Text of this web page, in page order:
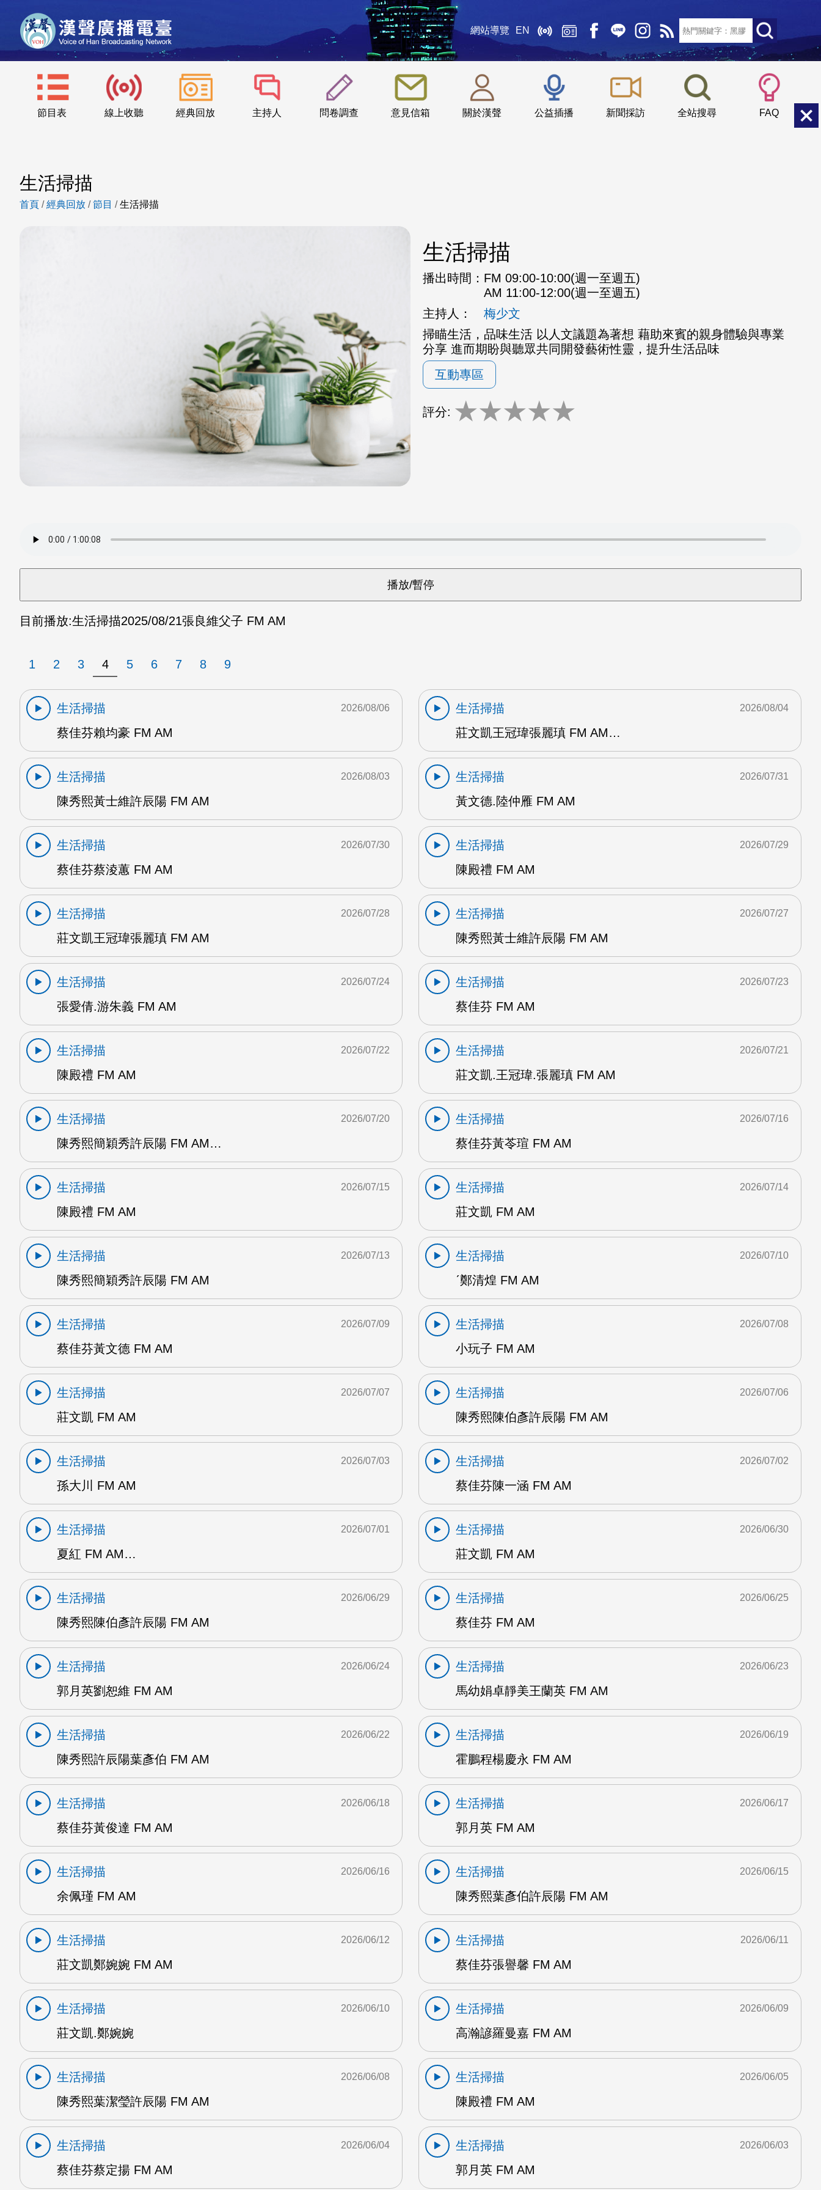
網站導覽 EN
節目表 線上收聽 經典回放 主持人 問卷調查 意見信箱 關於漢聲 公益插播 新聞採訪 全站搜尋 FAQ
::: 小 中
生活掃描
首頁 /經典回放 /節目 /生活掃描
生活掃描
播出時間： FM 09:00-10:00(週一至週五)
AM 11:00-12:00(週一至週五)
主持人：
梅少文
掃瞄生活，品味生活 以人文議題為著想 藉助來賓的親身體驗與專業
分享 進而期盼與聽眾共同開發藝術性靈，提升生活品味
互動專區
評分: ★★★★★
目前播放:生活掃描2025/08/21張良維父子 FM AM
1 2 3 4 5 6 7 8 9
生活掃描
蔡佳芬賴均豪 FM AM
2026/08/06
生活掃描
莊文凱王冠瑋張麗瑱 FM AM…
2026/08/04
生活掃描
陳秀熙黃士維許辰陽 FM AM
2026/08/03
生活掃描
黃文德.陸仲雁 FM AM
2026/07/31
生活掃描
蔡佳芬蔡淩蕙 FM AM
2026/07/30
生活掃描
陳殿禮 FM AM
2026/07/29
生活掃描
莊文凱王冠瑋張麗瑱 FM AM
2026/07/28
生活掃描
陳秀熙黃士維許辰陽 FM AM
2026/07/27
生活掃描
張愛倩.游朱義 FM AM
2026/07/24
生活掃描
蔡佳芬 FM AM
2026/07/23
生活掃描
陳殿禮 FM AM
2026/07/22
生活掃描
莊文凱.王冠瑋.張麗瑱 FM AM
2026/07/21
生活掃描
陳秀熙簡穎秀許辰陽 FM AM…
2026/07/20
生活掃描
蔡佳芬黃苓瑄 FM AM
2026/07/16
生活掃描
陳殿禮 FM AM
2026/07/15
生活掃描
莊文凱 FM AM
2026/07/14
生活掃描
陳秀熙簡穎秀許辰陽 FM AM
2026/07/13
生活掃描
ˊ鄭清煌 FM AM
2026/07/10
生活掃描
蔡佳芬黃文德 FM AM
2026/07/09
生活掃描
小玩子 FM AM
2026/07/08
生活掃描
莊文凱 FM AM
2026/07/07
生活掃描
陳秀熙陳伯彥許辰陽 FM AM
2026/07/06
生活掃描
孫大川 FM AM
2026/07/03
生活掃描
蔡佳芬陳一涵 FM AM
2026/07/02
生活掃描
夏紅 FM AM…
2026/07/01
生活掃描
莊文凱 FM AM
2026/06/30
生活掃描
陳秀熙陳伯彥許辰陽 FM AM
2026/06/29
生活掃描
蔡佳芬 FM AM
2026/06/25
生活掃描
郭月英劉恕維 FM AM
2026/06/24
生活掃描
馬幼娟卓靜美王蘭英 FM AM
2026/06/23
生活掃描
陳秀熙許辰陽葉彥伯 FM AM
2026/06/22
生活掃描
霍鵬程楊慶永 FM AM
2026/06/19
生活掃描
蔡佳芬黃俊達 FM AM
2026/06/18
生活掃描
郭月英 FM AM
2026/06/17
生活掃描
余佩瑾 FM AM
2026/06/16
生活掃描
陳秀熙葉彥伯許辰陽 FM AM
2026/06/15
生活掃描
莊文凱鄭婉婉 FM AM
2026/06/12
生活掃描
蔡佳芬張譽馨 FM AM
2026/06/11
生活掃描
莊文凱.鄭婉婉
2026/06/10
生活掃描
高瀚諺羅曼嘉 FM AM
2026/06/09
生活掃描
陳秀熙葉潔瑩許辰陽 FM AM
2026/06/08
生活掃描
陳殿禮 FM AM
2026/06/05
生活掃描
蔡佳芬蔡定揚 FM AM
2026/06/04
生活掃描
郭月英 FM AM
2026/06/03